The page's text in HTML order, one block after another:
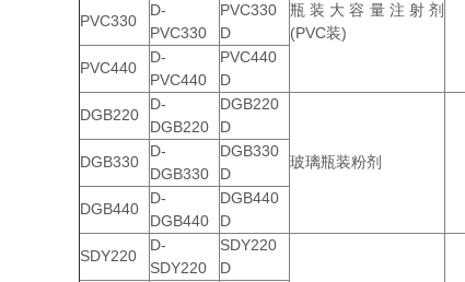
瓶装大容量注射剂
(PVC装)
PVC330
D-
PVC330
PVC330
D
PVC440
D-
PVC440
PVC440
D
DGB220
D-
DGB220
DGB220
D
玻璃瓶装粉剂
DGB330
D-
DGB330
DGB330
D
DGB440
D-
DGB440
DGB440
D
SDY220
D-
SDY220
SDY220
D